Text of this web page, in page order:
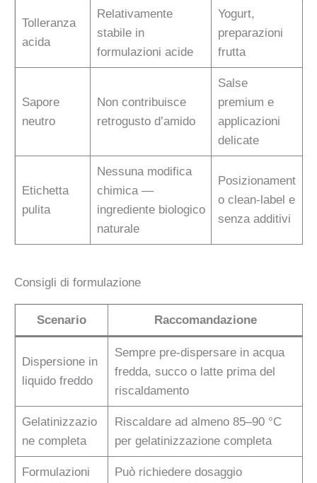
Tolleranza
acida
Relativamente
stabile in
formulazioni acide
Yogurt,
preparazioni
frutta
Sapore
neutro
Non contribuisce
retrogusto d’amido
Salse
premium e
applicazioni
delicate
Etichetta
pulita
Nessuna modifica
chimica —
ingrediente biologico
naturale
Posizionament
o clean-label e
senza additivi
Consigli di formulazione
Scenario Raccomandazione
Dispersione in
liquido freddo
Sempre pre-dispersare in acqua
fredda, succo o latte prima del
riscaldamento
Gelatinizzazio
ne completa
Riscaldare ad almeno 85–90 °C
per gelatinizzazione completa
Formulazioni
Può richiedere dosaggio